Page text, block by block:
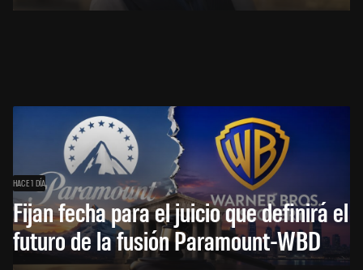
HACE 1 DÍA
Fijan fecha para el juicio que definirá el
futuro de la fusión Paramount-WBD